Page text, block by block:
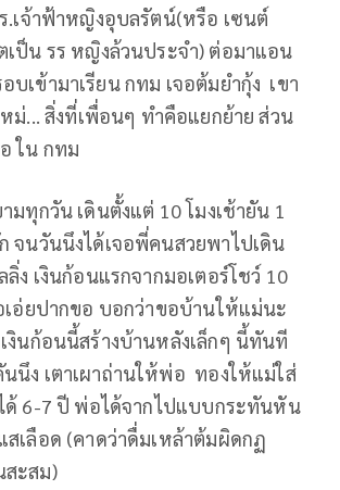
.เจ้าฟ้าหญิงอุบลรัตน์(หรือ เซนต์
เป็น รร หญิงล้วนประจำ) ต่อมาแอน
เข้ามาเรียน กทม เจอต้มยำกุ้ง เขา
หม่... สิ่งที่เพื่อนๆ ทำคือแยกย้าย ส่วน
ใน กทม
มทุกวัน เดินตั้งแต่ 10 โมงเช้ายัน 1
จนวันนึงได้เจอพี่คนสวยพาไปเดิน
ลิ่ง เงินก้อนแรกจากมอเตอร์โชว์ 10
อ่ยปากขอ บอกว่าขอบ้านให้แม่นะ
งินก้อนนี้สร้างบ้านหลังเล็กๆ นี้ทันที
นึง เตาเผาถ่านให้พ่อ ทองให้แม่ใส่
ด้ 6-7 ปี พ่อได้จากไปแบบกระทันหัน
สเลือด (คาดว่าดื่มเหล้าต้มผิดกฏ
ะสม)